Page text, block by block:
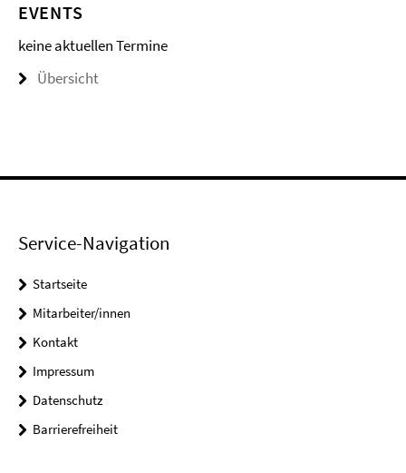
EVENTS
keine aktuellen Termine
Übersicht
Service-Navigation
Startseite
Mitarbeiter/innen
Kontakt
Impressum
Datenschutz
Barrierefreiheit